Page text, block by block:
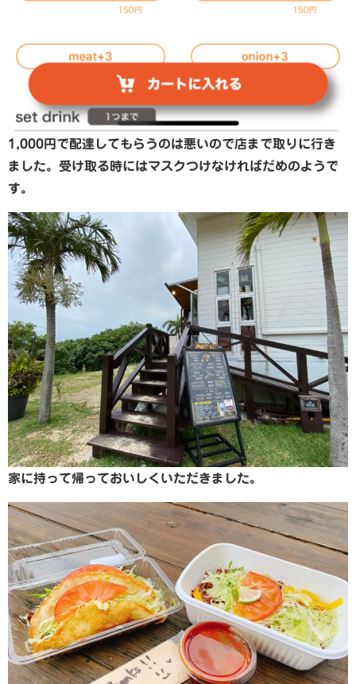
1,000円で配達してもらうのは悪いので店まで取りに行き
ました。受け取る時にはマスクつけなければだめのようで
す。
家に持って帰っておいしくいただきました。